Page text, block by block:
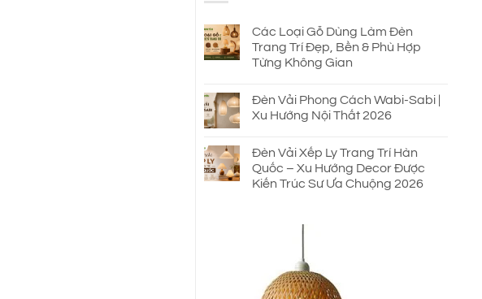
Các Loại Gỗ Dùng Làm Đèn
Trang Trí Đẹp, Bền & Phù Hợp
Từng Không Gian
Đèn Vải Phong Cách Wabi-Sabi |
Xu Hướng Nội Thất 2026
Đèn Vải Xếp Ly Trang Trí Hàn
Quốc – Xu Hướng Decor Được
Kiến Trúc Sư Ưa Chuộng 2026